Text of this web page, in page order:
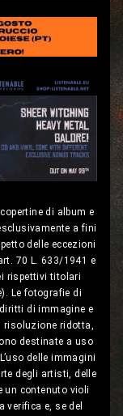
di album e
a fini
delle eccezioni
70 L. 633/1941 e
rispettivi titolari
Le fotografie di
di immagine e
ridotta,
destinate a uso
delle immagini
degli artisti, delle
un contenuto violi
verifica e, se del